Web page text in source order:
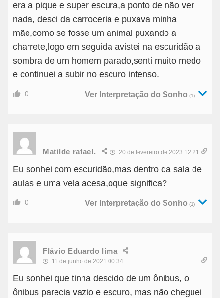
era a pique e super escura,a ponto de não ver
nada, desci da carroceria e puxava minha
mãe,como se fosse um animal puxando a
charrete,logo em seguida avistei na escuridão a
sombra de um homem parado,senti muito medo
e continuei a subir no escuro intenso.
0 Ver Interpretação do Sonho (1)
Matilde rafael. 20 de fevereiro de 2023 12:21
Eu sonhei com escuridão,mas dentro da sala de
aulas e uma vela acesa,oque significa?
0 Ver Interpretação do Sonho (1)
Flávio Eduardo lima
11 de junho de 2021 00:34
Eu sonhei que tinha descido de um ônibus, o
ônibus parecia vazio e escuro, mas não cheguei